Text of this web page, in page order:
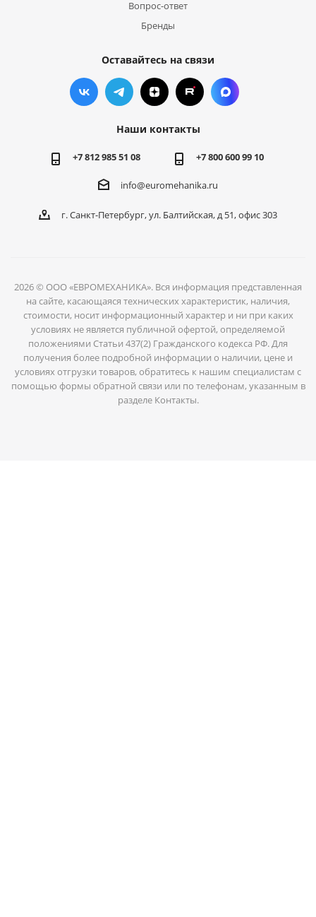
Вопрос-ответ
Бренды
Оставайтесь на связи
Наши контакты
+7 812 985 51 08 +7 800 600 99 10
info@euromehanika.ru
г. Санкт-Петербург, ул. Балтийская, д 51, офис 303
2026 © ООО «ЕВРОМЕХАНИКА». Вся информация представленная
на сайте, касающаяся технических характеристик, наличия,
стоимости, носит информационный характер и ни при каких
условиях не является публичной офертой, определяемой
положениями Статьи 437(2) Гражданского кодекса РФ. Для
получения более подробной информации о наличии, цене и
условиях отгрузки товаров, обратитесь к нашим специалистам с
помощью формы обратной связи или по телефонам, указанным в
разделе Контакты.